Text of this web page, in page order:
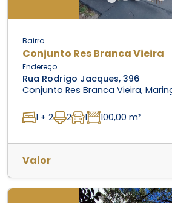
Bairro
Conjunto Res Branca Vieira
Endereço
Rua Rodrigo Jacques, 396
Conjunto Res Branca Vieira,
1 + 2 2 1 100,00 m²
Valor